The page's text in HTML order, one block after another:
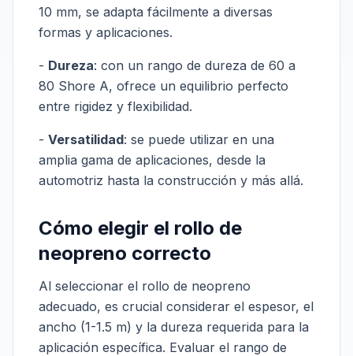
10 mm, se adapta fácilmente a diversas
formas y aplicaciones.
- Dureza: con un rango de dureza de 60 a
80 Shore A, ofrece un equilibrio perfecto
entre rigidez y flexibilidad.
- Versatilidad: se puede utilizar en una
amplia gama de aplicaciones, desde la
automotriz hasta la construcción y más allá.
Cómo elegir el rollo de
neopreno correcto
Al seleccionar el rollo de neopreno
adecuado, es crucial considerar el espesor, el
ancho (1-1.5 m) y la dureza requerida para la
aplicación específica. Evaluar el rango de